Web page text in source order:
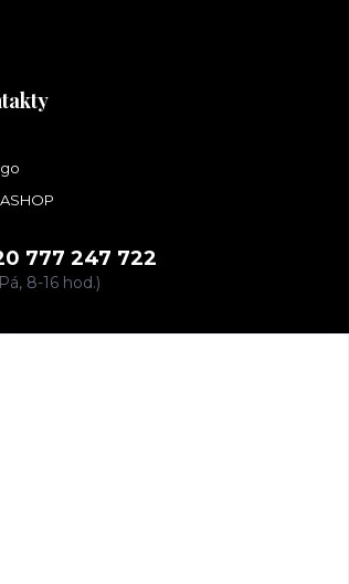
777 247 722
8-16 hod.)
dorashopp@seznam.cz